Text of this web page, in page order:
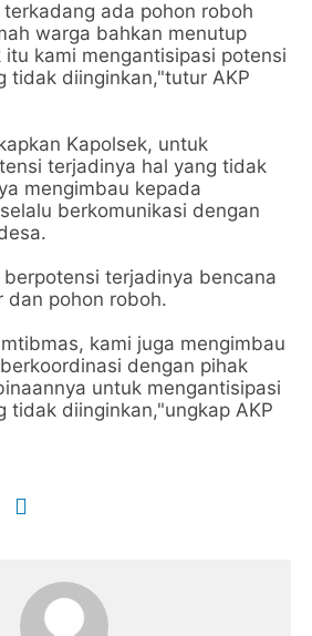
ada pohon roboh
warga bahkan menutup
kami mengantisipasi potensi
tidak diinginkan,"tutur AKP
Kapolsek, untuk
terjadinya hal yang tidak
mengimbau kepada
berkomunikasi dengan
terjadinya bencana
dan pohon roboh.
kami juga mengimbau
dengan pihak
untuk mengantisipasi
tidak diinginkan,"ungkap AKP